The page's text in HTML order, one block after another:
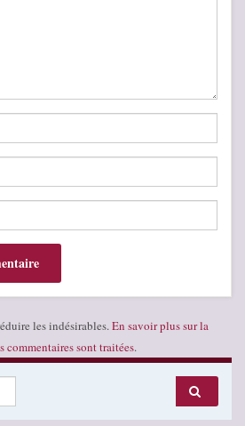
les indésirables. En savoir plus sur la
commentaires sont traitées.